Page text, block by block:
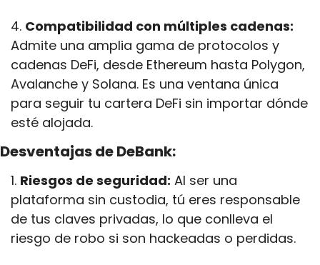
4. Compatibilidad con múltiples cadenas:
Admite una amplia gama de protocolos y
cadenas DeFi, desde Ethereum hasta Polygon,
Avalanche y Solana. Es una ventana única
para seguir tu cartera DeFi sin importar dónde
esté alojada.
Desventajas de DeBank:
1. Riesgos de seguridad: Al ser una
plataforma sin custodia, tú eres responsable
de tus claves privadas, lo que conlleva el
riesgo de robo si son hackeadas o perdidas.